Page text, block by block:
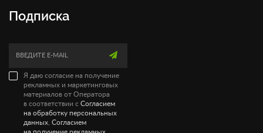
Подписка
Я даю согласие на получение
рекламных и маркетинговых
материалов от Оператора
в соответствии с Согласием
на обработку персональных
данных Согласием